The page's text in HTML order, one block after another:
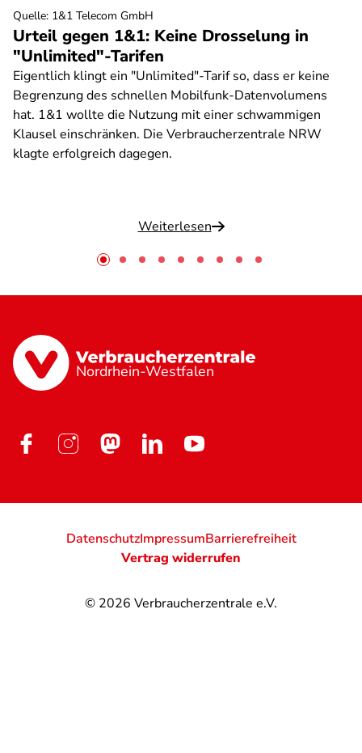
Urteil gegen 1&1: Keine Drosselung in
"Unlimited"-Tarifen
Eigentlich klingt ein "Unlimited"-Tarif so, dass er keine
Begrenzung des schnellen Mobilfunk-Datenvolumens
hat. 1&1 wollte die Nutzung mit einer schwammigen
Klausel einschränken. Die Verbraucherzentrale NRW
klagte erfolgreich dagegen.
Weiterlesen
Quelle: 1&1 Telecom GmbH
Nordrhein-Westfalen
© 2026 Verbraucherzentrale e.V.
DatenschutzImpressumBarrierefreiheit
Vertrag widerrufen